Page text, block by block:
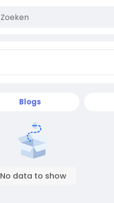
Blogs
No data to show